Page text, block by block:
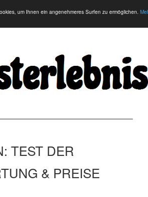
um Ihnen ein angenehmeres Surfen zu ermöglichen.
TEST DER
& PREISE